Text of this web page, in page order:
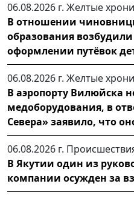
06.08.2026 г. Желтые
В отношении
образования
оформлении путёвок
06.08.2026 г. Желтые
В аэропорту Вилюйска
медоборудования, в
Севера» заявило, что
06.08.2026 г.
В Якутии один из
компании осужден за